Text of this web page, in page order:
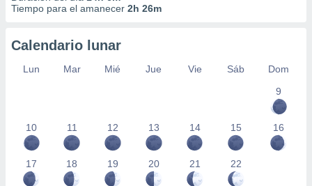
Tiempo para el amanecer 2h 26m
Calendario lunar
Lun Mar Mié Jue Vie Sáb
Dom
9
10 11 12 13 14 15 16
17 18 19 20 21 22